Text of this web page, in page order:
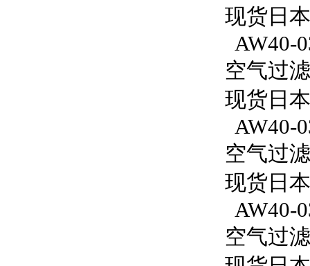
现货日
AW40-
空气过
现货日
AW40-
空气过
现货日
AW40-
空气过